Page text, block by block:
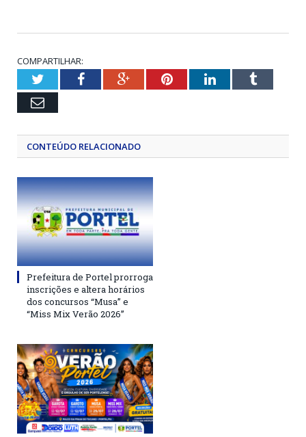
COMPARTILHAR:
TwitterFacebookGoogle+PinterestLinkedInTumblr
Email
CONTEÚDO RELACIONADO
Prefeitura de Portel prorroga
inscrições e altera horários
dos concursos “Musa” e
“Miss Mix Verão 2026”